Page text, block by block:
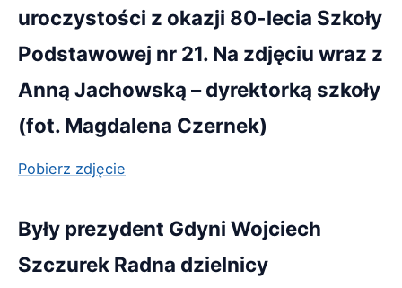
uroczystości z okazji 80-lecia Szkoły
Podstawowej nr 21. Na zdjęciu wraz z
Anną Jachowską – dyrektorką szkoły
(fot. Magdalena Czernek)
Pobierz zdjęcie
Były prezydent Gdyni Wojciech
Szczurek Radna dzielnicy